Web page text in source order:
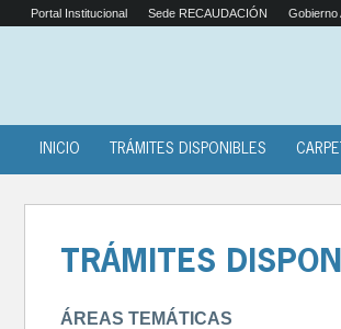
Portal Institucional Sede RECAUDACIÓN Gobierno
INICIO TRÁMITES DISPONIBLES
TRÁMITES
ÁREAS TEMÁTICAS